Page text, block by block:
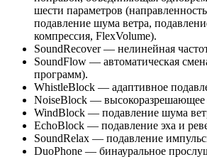
шести параметров
подавление шума ветра,
компрессия, FlexVolume).
SoundRecover — нелинейная
SoundFlow — автоматическая
программ).
WhistleBlock — адаптивное
NoiseBlock — высокоразрешающее
WindBlock — подавление шума
EchoBlock — подавление эха и
SoundRelax — подавление
DuoPhone — бинауральное